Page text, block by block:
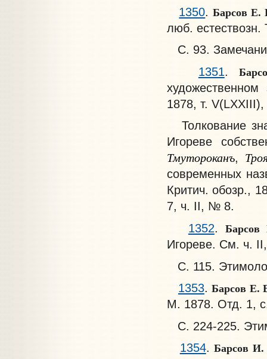
1350 .Барсов
люб.
С. 93.
1351.
1878, т.
Толкование
Игореве
Тмутороканъ,
современных
Критич. обозр.,
7, ч. II, № 8.
1352.
Игореве. См. ч.
С. 115.
1353.Барсов Е.
М. 1878. Отд. 1,
С. 224-225.
1354.Барсов И.